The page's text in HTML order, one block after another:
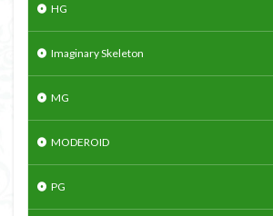
HG
Imaginary Skeleton
MG
MODEROID
PG